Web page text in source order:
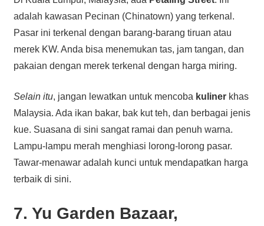
adalah kawasan Pecinan (Chinatown) yang terkenal.
Pasar ini terkenal dengan barang-barang tiruan atau
merek KW. Anda bisa menemukan tas, jam tangan, dan
pakaian dengan merek terkenal dengan harga miring.
Selain itu, jangan lewatkan untuk mencoba kulinerkhas
Malaysia. Ada ikan bakar, bak kut teh, dan berbagai jenis
kue. Suasana di sini sangat ramai dan penuh warna.
Lampu-lampu merah menghiasi lorong-lorong pasar.
Tawar-menawar adalah kunci untuk mendapatkan harga
terbaik di sini.
7. Yu Garden Bazaar,